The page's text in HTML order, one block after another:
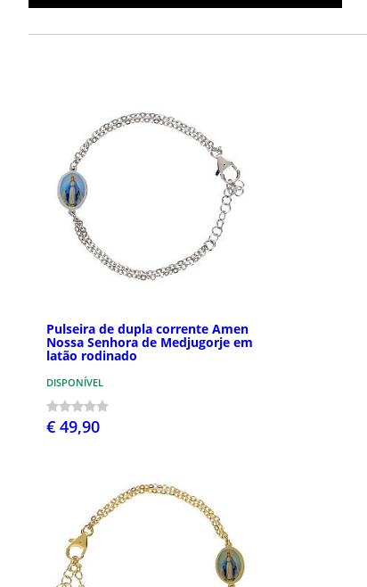
Pulseira de dupla corrente Amen
Nossa Senhora de Medjugorje em
latão rodinado
DISPONÍVEL
€ 49,90